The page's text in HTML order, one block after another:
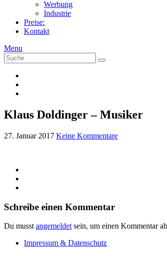
Werbung
Industrie
Preise:
Kontakt
Menu
Suche
nach:
Suche
Klaus Doldinger – Musiker
27. Januar 2017 Keine Kommentare
Schreibe einen Kommentar
Du musst angemeldet sein, um einen Kommentar
Impressum & Datenschutz